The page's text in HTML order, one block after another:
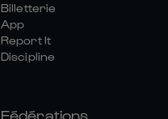
Billetterie
App
Report It
Discipline
Fédérations